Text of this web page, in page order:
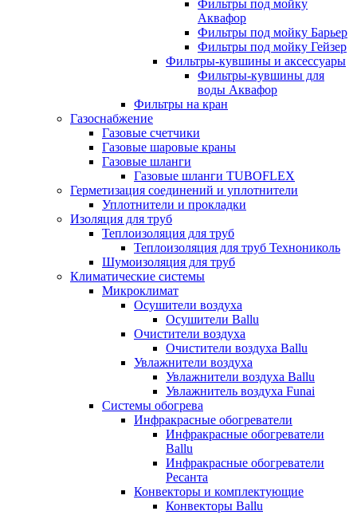
Фильтры под мойку
Аквафор
Фильтры под мойку Барьер
Фильтры под мойку Гейзер
Фильтры-кувшины и аксессуары
Фильтры-кувшины для
воды Аквафор
Фильтры на кран
Газоснабжение
Газовые счетчики
Газовые шаровые краны
Газовые шланги
Газовые шланги TUBOFLEX
Герметизация соединений и уплотнители
Уплотнители и прокладки
Изоляция для труб
Теплоизоляция для труб
Теплоизоляция для труб Технониколь
Шумоизоляция для труб
Климатические системы
Микроклимат
Осушители воздуха
Осушители Ballu
Очистители воздуха
Очистители воздуха Ballu
Увлажнители воздуха
Увлажнители воздуха Ballu
Увлажнитель воздуха Funai
Системы обогрева
Инфракрасные обогреватели
Инфракрасные обогреватели
Ballu
Инфракрасные обогреватели
Ресанта
Конвекторы и комплектующие
Конвекторы Ballu